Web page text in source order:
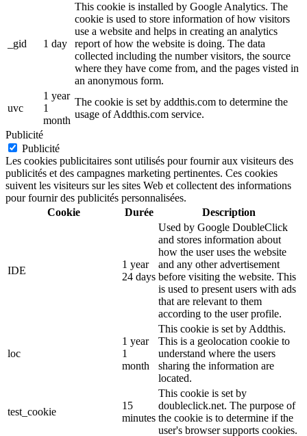
_gid 1 day
This cookie is installed by Google Analytics. The
cookie is used to store information of how visitors
use a website and helps in creating an analytics
report of how the website is doing. The data
collected including the number visitors, the source
where they have come from, and the pages visted in
an anonymous form.
uvc
1 year
1
month
The cookie is set by addthis.com to determine the
usage of Addthis.com service.
Publicité
Publicité
Les cookies publicitaires sont utilisés pour fournir aux visiteurs des
publicités et des campagnes marketing pertinentes. Ces cookies
suivent les visiteurs sur les sites Web et collectent des informations
pour fournir des publicités personnalisées.
Cookie
Durée Description
IDE
1 year
24 days
Used by Google DoubleClick
and stores information about
how the user uses the website
and any other advertisement
before visiting the website. This
is used to present users with ads
that are relevant to them
according to the user profile.
loc
1 year
1
month
This cookie is set by Addthis.
This is a geolocation cookie to
understand where the users
sharing the information are
located.
test_cookie
15
minutes
This cookie is set by
doubleclick.net. The purpose of
the cookie is to determine if the
user's browser supports cookies.